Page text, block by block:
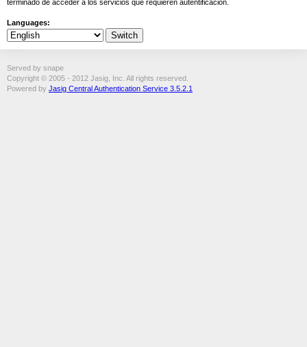
terminado de acceder a los servicios que requieren autentificación.
Languages:
Served by snape
Copyright © 2005 - 2012 Jasig, Inc. All rights reserved.
Powered by Jasig Central Authentication Service 3.5.2.1